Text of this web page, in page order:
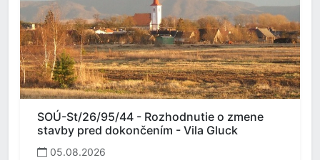
SOÚ-St/26/95/44 - Rozhodnutie o zmene
stavby pred dokončením - Vila Gluck
05.08.2026